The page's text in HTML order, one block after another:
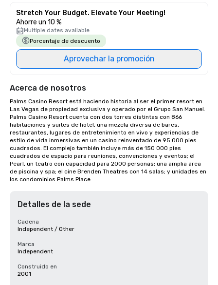
Stretch Your Budget. Elevate Your Meeting!
Ahorre un 10 %
Multiple dates available
Porcentaje de descuento
Aprovechar la promoción
Acerca de nosotros
Palms Casino Resort está haciendo historia al ser el primer resort en
Las Vegas de propiedad exclusiva y operado por el Grupo San Manuel.
Palms Casino Resort cuenta con dos torres distintas con 866
habitaciones y suites de hotel, una mezcla diversa de bares,
restaurantes, lugares de entretenimiento en vivo y experiencias de
estilo de vida inmersivas en un casino reinventado de 95 000 pies
cuadrados. El complejo también incluye más de 150 000 pies
cuadrados de espacio para reuniones, convenciones y eventos; el
Pearl, un teatro con capacidad para 2000 personas; una amplia área
de piscina y spa; el cine Brenden Theatres con 14 salas; y unidades en
los condominios Palms Place.
Detalles de la sede
Cadena
Independent / Other
Marca
Independent
Construido en
2001